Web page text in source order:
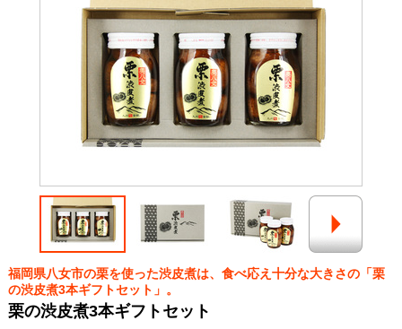
福岡県八女市の栗を使った渋皮煮は、食べ応え十分な大きさの「栗
の渋皮煮3本ギフトセット」。
栗の渋皮煮3本ギフトセット